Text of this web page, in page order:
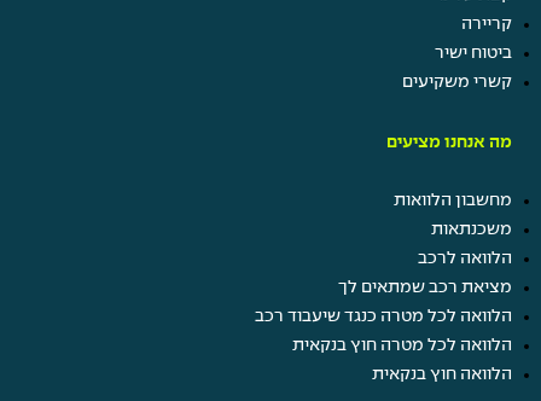
קריירה
ביטוח ישיר
קשרי משקיעים
מה אנחנו מציעים
מחשבון הלוואות
משכנתאות
הלוואה לרכב
מציאת רכב שמתאים לך
הלוואה לכל מטרה כנגד שיעבוד רכב
הלוואה לכל מטרה חוץ בנקאית
הלוואה חוץ בנקאית